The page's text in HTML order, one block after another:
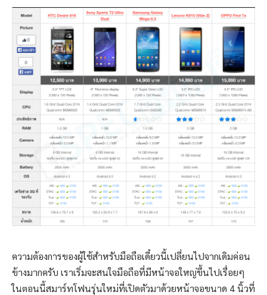
ความต้องการของผู้ใช้สำหรับมือถือเดี๋ยวนี้เปลี่ยนไปจากเดิมค่อน
ข้างมากครับ เราเริ่มจะสนใจมือถือที่มีหน้าจอใหญ่ขึ้นไปเรื่อยๆ
ในตอนนี้สมาร์ทโฟนรุ่นใหม่ที่เปิดตัวมาด้วยหน้าจอขนาด 4 นิ้วที่